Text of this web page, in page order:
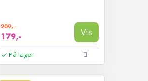
209,-
179,- Vis
På lager